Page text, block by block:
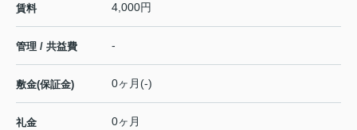
賃料 4,000円
管理 / 共益費 -
敷金(保証金) 0ヶ月(-)
礼金 0ヶ月